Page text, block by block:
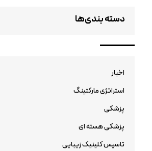
دسته بندی‌ها
اخبار
استراتژی مارکتینگ
پزشکی
پزشکی هسته ای
تاسیس کلینیک زیبایی